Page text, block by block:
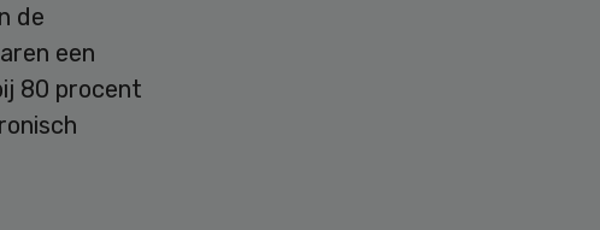
de
een
80 procent